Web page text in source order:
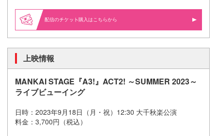
配信の 購入はこちらから
上映情報
MANKAI STAGE『A3!』ACT2! ～SUMMER 2023～
ライブビューイング
日時：2023年9月18日（月・祝）12:30 大千秋楽公演
料金：3,700円（税込）